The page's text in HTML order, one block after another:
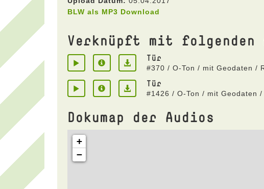
BLW als MP3 Download
Verknüpft mit folgenden
Tür
#370 / O-Ton / mit Geodaten /
Tür
#1426 / O-Ton / mit Geodaten /
Dokumap der Audios